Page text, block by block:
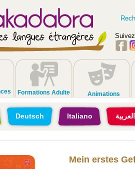
Formations Adulte Animations
Deutsch Italiano العربية
Mein erstes